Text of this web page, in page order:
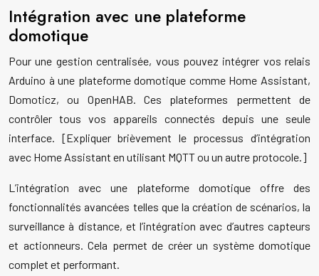
Intégration avec une plateforme
domotique
Pour une gestion centralisée, vous pouvez intégrer vos relais
Arduino à une plateforme domotique comme Home Assistant,
Domoticz, ou OpenHAB. Ces plateformes permettent de
contrôler tous vos appareils connectés depuis une seule
interface. [Expliquer brièvement le processus d’intégration
avec Home Assistant en utilisant MQTT ou un autre protocole.]
L’intégration avec une plateforme domotique offre des
fonctionnalités avancées telles que la création de scénarios, la
surveillance à distance, et l’intégration avec d’autres capteurs
et actionneurs. Cela permet de créer un système domotique
complet et performant.